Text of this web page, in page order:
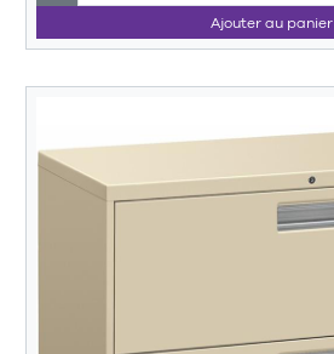
Ajouter au panier